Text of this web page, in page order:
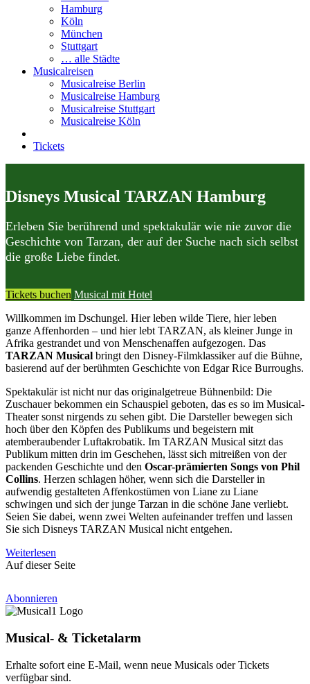
Hamburg
Köln
München
Stuttgart
… alle Städte
Musicalreisen
Musicalreise Berlin
Musicalreise Hamburg
Musicalreise Stuttgart
Musicalreise Köln
Tickets
Disneys Musical TARZAN Hamburg
Erleben Sie berührend und spektakulär wie nie zuvor die
Geschichte von Tarzan, der auf der Suche nach sich selbst
die große Liebe findet.
Tickets buchen Musical mit Hotel
Willkommen im Dschungel. Hier leben wilde Tiere, hier leben
ganze Affenhorden – und hier lebt TARZAN, als kleiner Junge in
Afrika gestrandet und von Menschenaffen aufgezogen. Das
TARZAN Musical bringt den Disney-Filmklassiker auf die Bühne,
basierend auf der berühmten Geschichte von Edgar Rice Burroughs.
Spektakulär ist nicht nur das originalgetreue Bühnenbild: Die
Zuschauer bekommen ein Schauspiel geboten, das es so im Musical-
Theater sonst nirgends zu sehen gibt. Die Darsteller bewegen sich
hoch über den Köpfen des Publikums und begeistern mit
atemberaubender Luftakrobatik. Im TARZAN Musical sitzt das
Publikum mitten drin im Geschehen, lässt sich mitreißen von der
packenden Geschichte und den Oscar-prämierten Songs von Phil
Collins. Herzen schlagen höher, wenn sich die Darsteller in
aufwendig gestalteten Affenkostümen von Liane zu Liane
schwingen und sich der junge Tarzan in die schöne Jane verliebt.
Seien Sie dabei, wenn zwei Welten aufeinander treffen und lassen
Sie sich Disneys TARZAN Musical nicht entgehen.
Weiterlesen
Auf dieser Seite
Abonnieren
Musical- & Ticketalarm
Erhalte sofort eine E-Mail, wenn neue Musicals oder Tickets
verfügbar sind.